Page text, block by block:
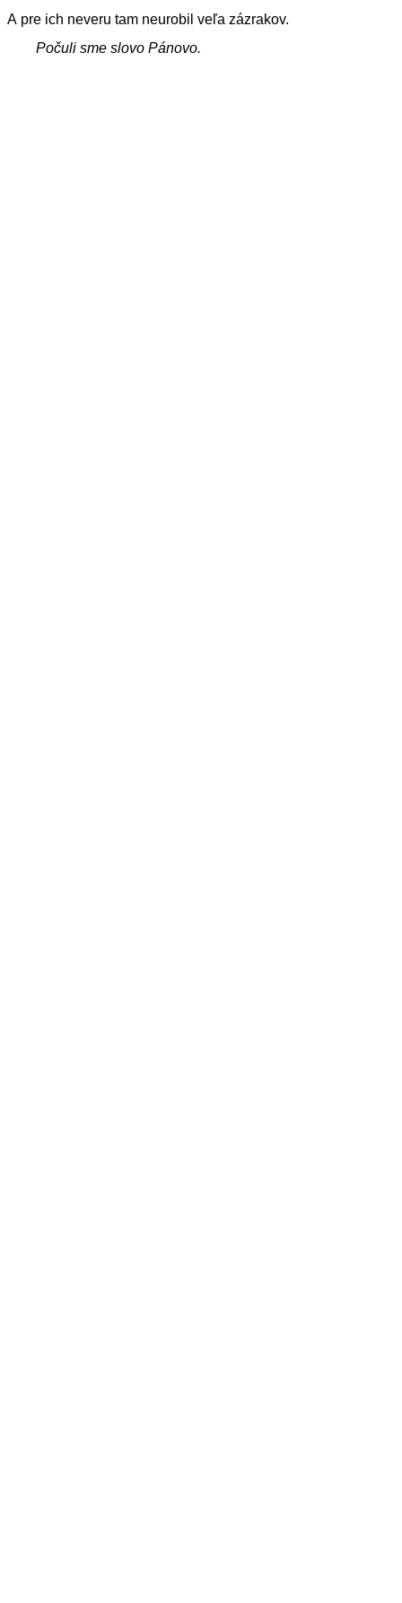
A pre ich neveru tam neurobil veľa zázrakov.
Počuli sme slovo Pánovo.